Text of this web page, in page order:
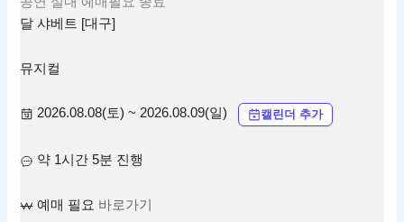
달 샤베트 [대구]
뮤지컬
2026.08.08(토) ~ 2026.08.09(일) 캘린더 추가
약 1시간 5분 진행
예매 필요 바로가기